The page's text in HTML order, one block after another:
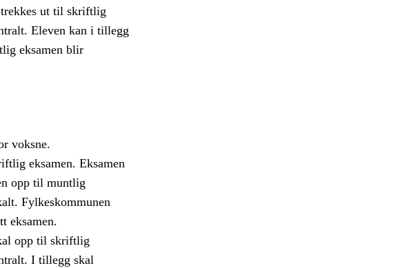
trekkes ut til skriftlig
Eleven kan i tillegg
eksamen blir
voksne.
eksamen. Eksamen
opp til muntlig
Fylkeskommunen
eksamen.
opp til skriftlig
I tillegg skal